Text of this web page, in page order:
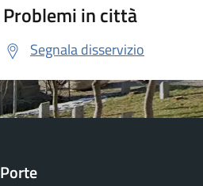
Problemi in città
Segnala disservizio
Porte